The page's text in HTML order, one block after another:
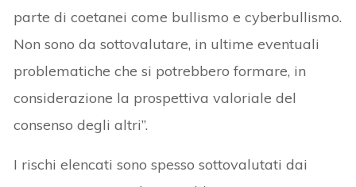
parte di coetanei come bullismo e cyberbullismo.
Non sono da sottovalutare, in ultime eventuali
problematiche che si potrebbero formare, in
considerazione la prospettiva valoriale del
consenso degli altri”.
I rischi elencati sono spesso sottovalutati dai